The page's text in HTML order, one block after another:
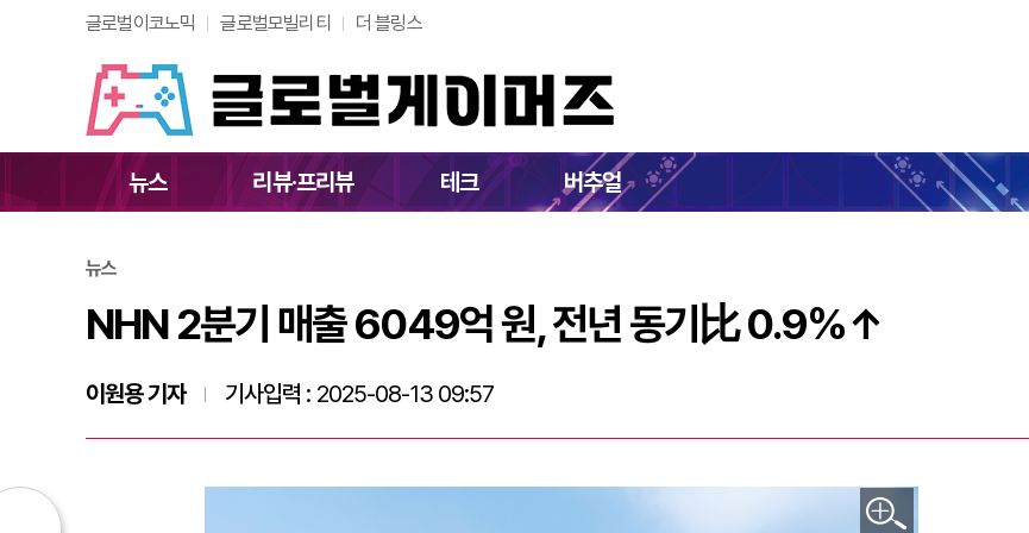
글로벌이코노믹 글로벌모빌리티 더 블링스
뉴스 리뷰·프리뷰 테크 버추얼
NHN 2분기 매출 6049억 원, 전년 동기比 0.9%↑
뉴스
NHN 2분기 매출 6049억 원, 전년 동기比 0.9%↑
이원용 기자 기사입력 : 2025-08-13 09:57